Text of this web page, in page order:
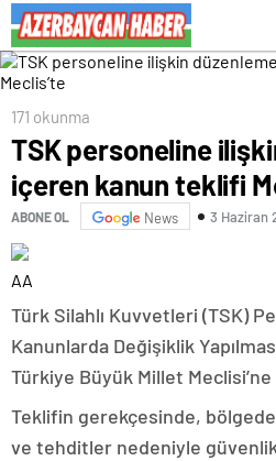
171 okunma
TSK personeline
içeren kanun teklifi
ABONE OL News 3 Haziran
AA
Türk Silahlı Kuvvetleri (TSK)
Kanunlarda Değişiklik
Türkiye Büyük Millet Meclisi’ne
Teklifin gerekçesinde,
ve tehditler nedeniyle güvenlik